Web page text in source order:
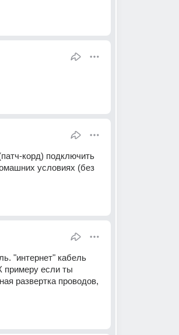
корд) подключить
условиях (без
"интернет" кабель
примеру если ты
развертка проводов,